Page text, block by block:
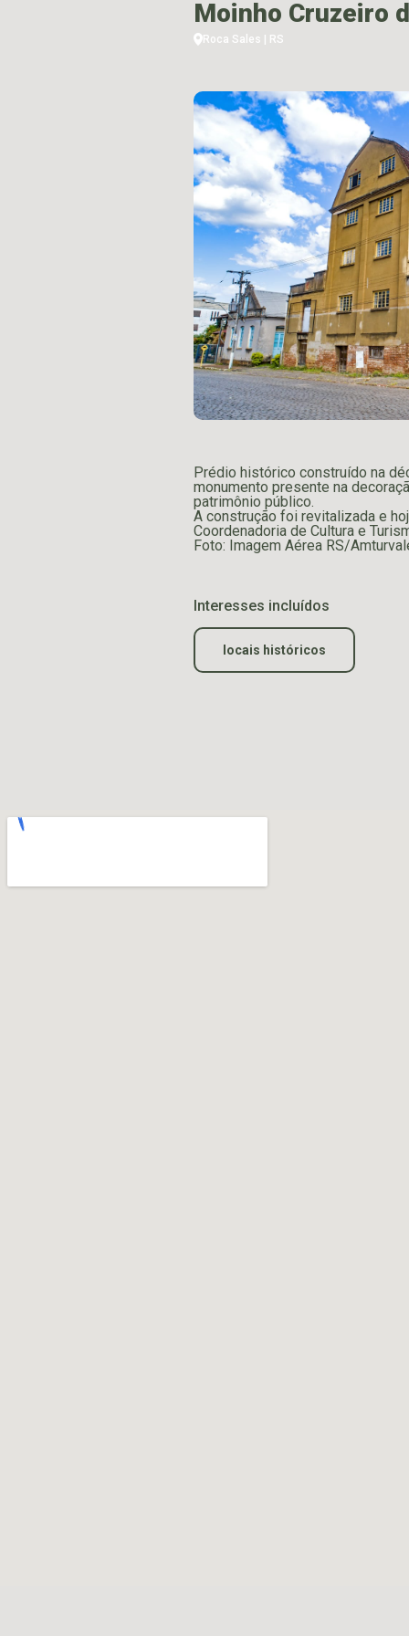
Moinho Cruzeiro
Roca Sales | RS
Prédio histórico construído na
monumento presente na
patrimônio público.
A construção foi revitalizada e
Coordenadoria de Cultura e
Foto: Imagem Aérea RS/
Interesses incluídos
locais históricos